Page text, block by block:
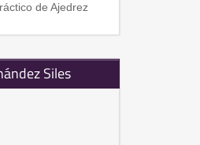
de Ajedrez
Siles